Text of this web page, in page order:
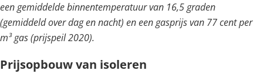
een gemiddelde binnentemperatuur van 16,5 graden
(gemiddeld over dag en nacht) en een gasprijs van 77 cent per
m³ gas (prijspeil 2020).
Prijsopbouw van isoleren